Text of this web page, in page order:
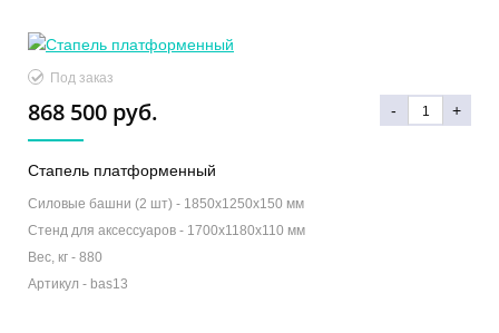
Под заказ
868 500 руб. - +
Стапель платформенный
Силовые башни (2 шт) - 1850х1250х150 мм
Стенд для аксессуаров - 1700х1180х110 мм
Вес, кг - 880
Артикул - bas13